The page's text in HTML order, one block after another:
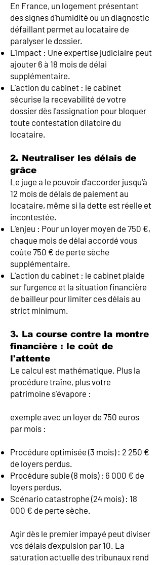
En France, un logement présentant
des signes d'humidité ou un diagnostic
défaillant permet au locataire de
paralyser le dossier.
L'impact : Une expertise judiciaire peut
ajouter 6 à 18 mois de délai
supplémentaire.
L'action du cabinet : le cabinet
sécurise la recevabilité de votre
dossier dès l'assignation pour bloquer
toute contestation dilatoire du
locataire.
2. Neutraliser les délais de
grâce
Le juge a le pouvoir d'accorder jusqu'à
12 mois de délais de paiement au
locataire, même si la dette est réelle et
incontestée.
L'enjeu : Pour un loyer moyen de 750 €,
chaque mois de délai accordé vous
coûte 750 € de perte sèche
supplémentaire.
L'action du cabinet : le cabinet plaide
sur l'urgence et la situation financière
de bailleur pour limiter ces délais au
strict minimum.
3. La course contre la montre
financière : le coût de
l'attente
Le calcul est mathématique. Plus la
procédure traîne, plus votre
patrimoine s'évapore :
exemple avec un loyer de 750 euros
par mois :
Procédure optimisée (3 mois) : 2 250 €
de loyers perdus.
Procédure subie (8 mois) : 6 000 € de
loyers perdus.
Scénario catastrophe (24 mois) : 18
000 € de perte sèche.
Agir dès le premier impayé peut diviser
vos délais d'expulsion par 10. La
saturation actuelle des tribunaux rend